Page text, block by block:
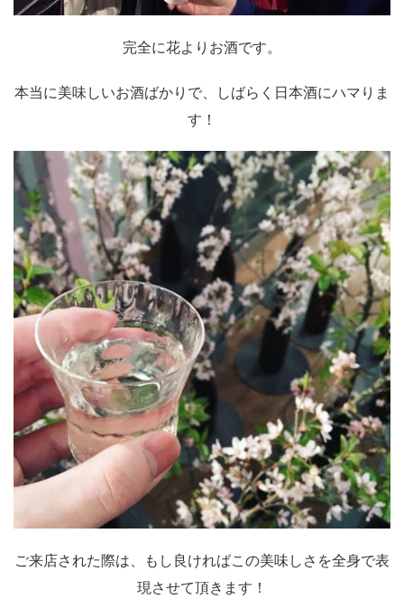
完全に花よりお酒です。
本当に美味しいお酒ばかりで、しばらく日本酒にハマりま
す！
ご来店された際は、もし良ければこの美味しさを全身で表
現させて頂きます！